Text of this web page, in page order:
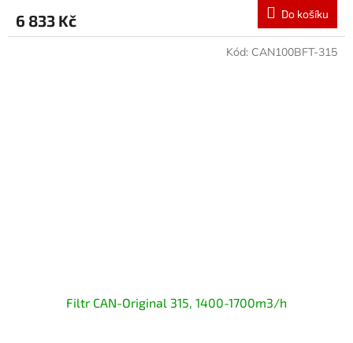
6 833 Kč Do košíku
Filtr CAN-Original 315, 1400-1700m3/h
Kód: CAN100BFT-315